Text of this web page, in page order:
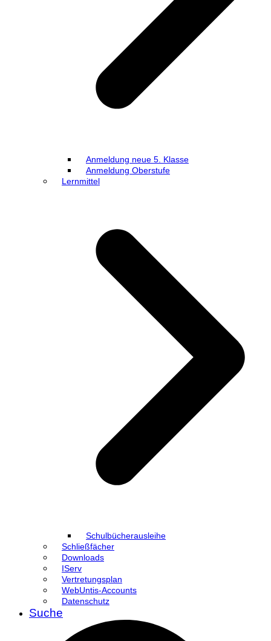
Anmeldung neue 5. Klasse
Anmeldung Oberstufe
Lernmittel
Schulbücherausleihe
Schließfächer
Downloads
IServ
Vertretungsplan
WebUntis-Accounts
Datenschutz
Suche